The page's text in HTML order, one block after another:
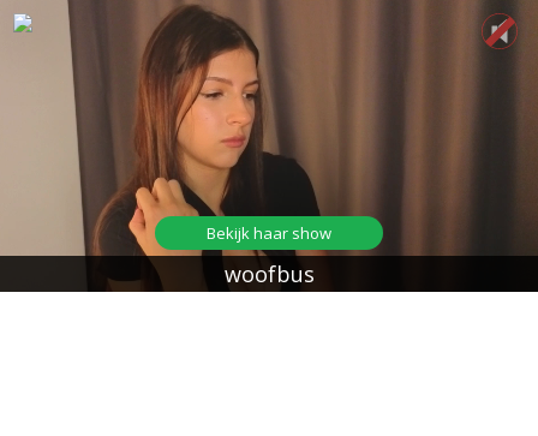
woofbus
Bekijk haar show